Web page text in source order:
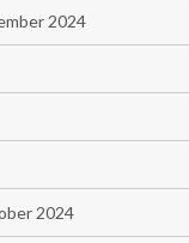
2024
2024